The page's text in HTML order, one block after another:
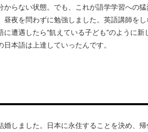
らない状態。でも、これが語学学習への
夜を問わずに勉強しました。英語講師を
遭遇したら“飢えている子ども”のように新
本語は上達していったんです。
しました。日本に永住することを決め、帰